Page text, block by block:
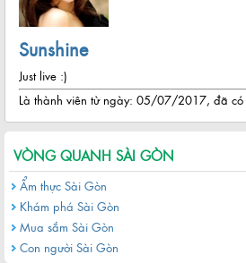
Sunshine
Just live :)
Là thành viên từ ngày: 05/07/2017, đã có
VÒNG QUANH SÀI GÒN
Ẩm thực Sài Gòn
Khám phá Sài Gòn
Mua sắm Sài Gòn
Con người Sài Gòn